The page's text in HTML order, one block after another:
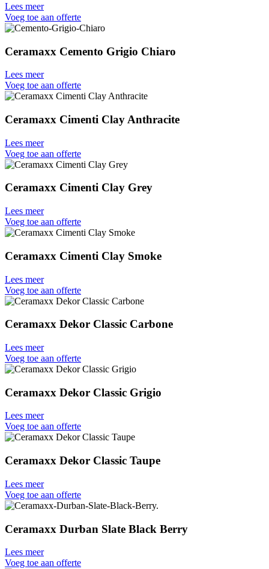
Lees meer
Voeg toe aan offerte
Ceramaxx Cemento Grigio Chiaro
Lees meer
Voeg toe aan offerte
Ceramaxx Cimenti Clay Anthracite
Lees meer
Voeg toe aan offerte
Ceramaxx Cimenti Clay Grey
Lees meer
Voeg toe aan offerte
Ceramaxx Cimenti Clay Smoke
Lees meer
Voeg toe aan offerte
Ceramaxx Dekor Classic Carbone
Lees meer
Voeg toe aan offerte
Ceramaxx Dekor Classic Grigio
Lees meer
Voeg toe aan offerte
Ceramaxx Dekor Classic Taupe
Lees meer
Voeg toe aan offerte
Ceramaxx Durban Slate Black Berry
Lees meer
Voeg toe aan offerte